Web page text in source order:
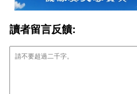
讀者留言反饋: